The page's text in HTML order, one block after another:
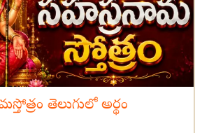
తెలుగులో అర్థం